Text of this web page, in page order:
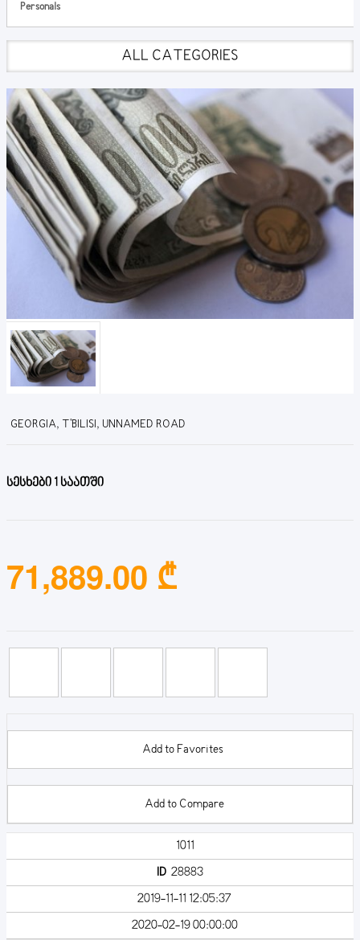
Personals
ALL CATEGORIES
GEORGIA, T'BILISI, UNNAMED ROAD
სესხები 1 საათში
71,889.00 ₾
Add to Favorites
Add to Compare
1011
ID28883
2019-11-11 12:05:37
2020-02-19 00:00:00